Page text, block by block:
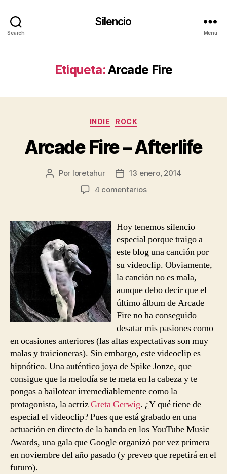
Search
Silencio
Menú
Etiqueta:Arcade Fire
Categorías
INDIE ROCK
Arcade Fire – Afterlife
Autor
Por loretahur
Fecha13 enero, 2014
4 comentariosen
Hoy tenemos silencio
especial porque traigo a
este blog una canción por
su videoclip. Obviamente,
la canción no es mala,
aunque debo decir que el
último álbum de Arcade
Fire no ha conseguido
desatar mis pasiones como
en ocasiones anteriores (las altas expectativas son muy
malas y traicioneras). Sin embargo, este videoclip es
hipnótico. Una auténtico joya de Spike Jonze, que
consigue que la melodía se te meta en la cabeza y te
pongas a bailotear irremediablemente como la
protagonista, la actrizGreta Gerwig. ¿Y qué tiene de
especial el videoclip? Pues que está grabado en una
actuación en directo de la banda en los YouTube Music
Awards, una gala que Google organizó por vez primera
en noviembre del año pasado (y preveo que repetirá en el
futuro).